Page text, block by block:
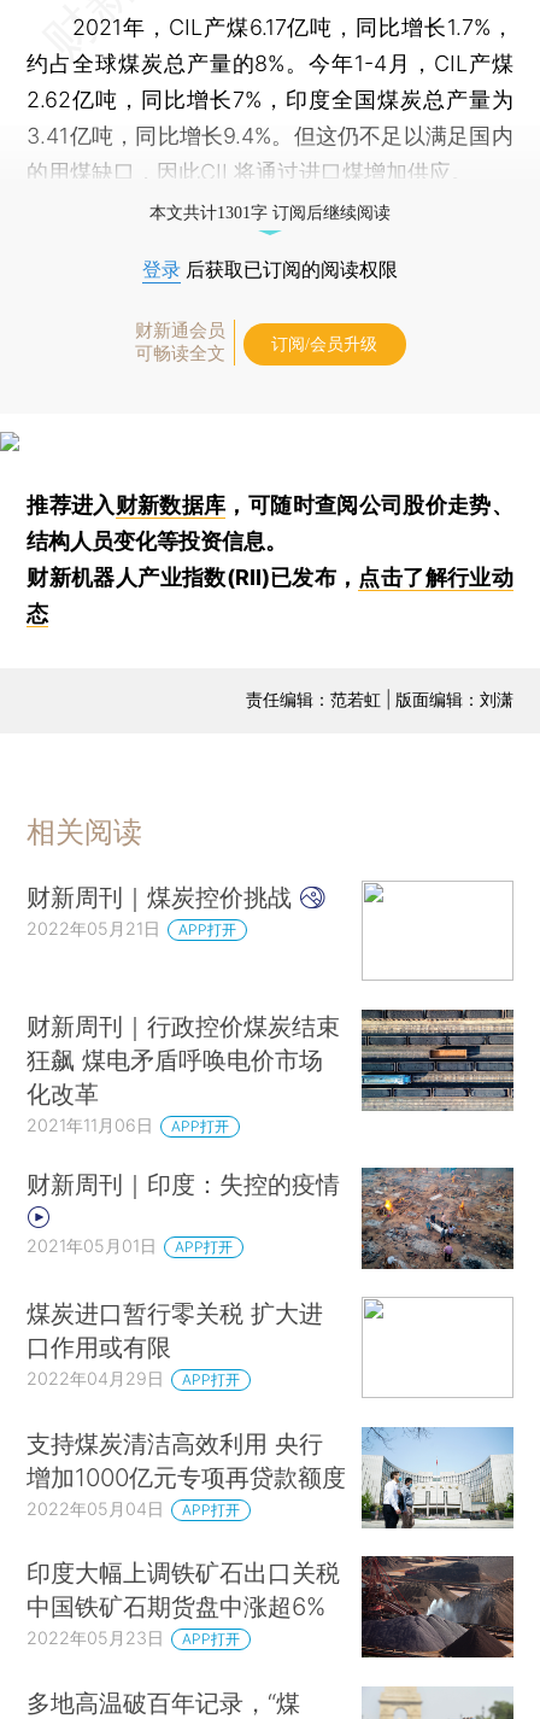
2021年，CIL产煤6.17亿吨，同比增长1.7%，
约占全球煤炭总产量的8%。今年1-4月，CIL产煤
2.62亿吨，同比增长7%，印度全国煤炭总产量为
3.41亿吨，同比增长9.4%。但这仍不足以满足国内
的用煤缺口，因此CIL将通过进口煤增加供应。
本文共计1301字 订阅后继续阅读
登录 后获取已订阅的阅读权限
财新通会员
可畅读全文
订阅/会员升级
推荐进入财新数据库 ，可随时查阅公司股价走势、
结构人员变化等投资信息。
财新机器人产业指数(RII)已发布， 点击了解行业动
态
责任编辑：范若虹 | 版面编辑：刘潇
相关阅读
财新周刊｜煤炭控价挑战
2022年05月21日 APP打开
财新周刊｜行政控价煤炭结束
狂飙 煤电矛盾呼唤电价市场
化改革
2021年11月06日 APP打开
财新周刊｜印度：失控的疫情
2021年05月01日 APP打开
煤炭进口暂行零关税 扩大进
口作用或有限
2022年04月29日 APP打开
支持煤炭清洁高效利用 央行
增加1000亿元专项再贷款额度
2022年05月04日 APP打开
印度大幅上调铁矿石出口关税
中国铁矿石期货盘中涨超6%
2022年05月23日 APP打开
多地高温破百年记录，“煤